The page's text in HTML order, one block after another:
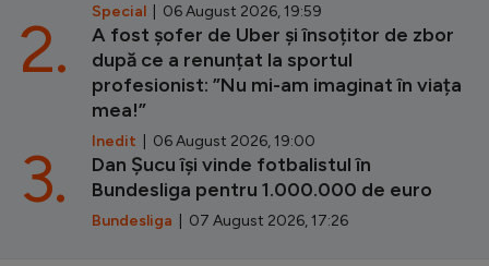
Special | 06 August 2026, 19:59
A fost șofer de Uber și însoțitor de zbor
după ce a renunțat la sportul
profesionist: ”Nu mi-am imaginat în viața
mea!”
Inedit | 06 August 2026, 19:00
2.
Dan Șucu își vinde fotbalistul în
Bundesliga pentru 1.000.000 de euro
Bundesliga | 07 August 2026, 17:26
3.